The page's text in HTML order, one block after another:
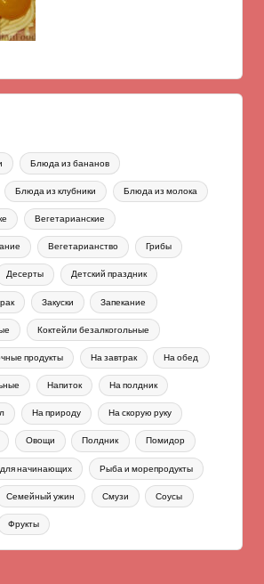
Блюда из бананов
Блюда из клубники Блюда из молока
Вегетарианские
Вегетарианство Грибы
Десерты Детский праздник
Закуски Запекание
Коктейли безалкогольные
продукты На завтрак На обед
Напиток На полдник
На природу На скорую руку
Овощи Полдник Помидор
начинающих Рыба и морепродукты
Семейный ужин Смузи Соусы
Фрукты